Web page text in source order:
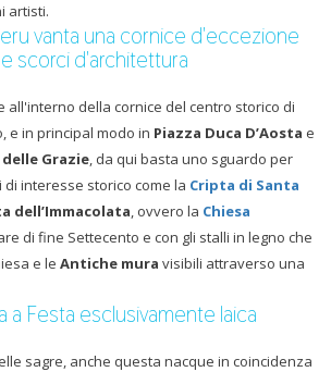
artisti.
vanta una cornice d'eccezione
scorci d'architettura
all'interno della cornice del centro storico di
e in principal modo in Piazza Duca D’Aosta e
Grazie, da qui basta uno sguardo per
interesse storico come la Cripta di Santa
dell’Immacolata, ovvero la Chiesa
di fine Settecento e con gli stalli in legno che
e le Antiche mura visibili attraverso una
a Festa esclusivamente laica
sagre, anche questa nacque in coincidenza